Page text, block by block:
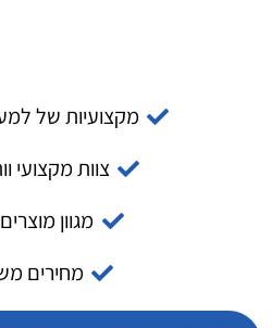
מקצועיות של למעלה
צוות מקצועי
מגוון
מחירים